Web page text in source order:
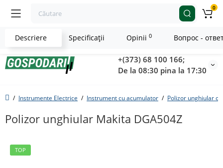
+(373) 68 100 166;
De la 08:30 pina la 17:30
0
Instrumente Electrice Instrument cu acumulator Polizor unghiular
Polizor unghiular Makita DGA504Z
TOP
Descriere Specificaţii Opinii 0 Вопрос -